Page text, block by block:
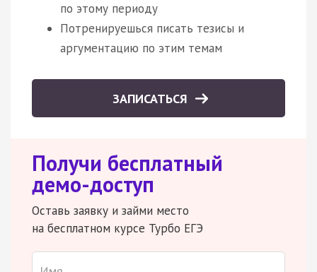
по этому периоду
Потренируешься писать тезисы и
аргументацию по этим темам
ЗАПИСАТЬСЯ
Получи бесплатный
демо-доступ
Оставь заявку и займи место
на бесплатном курсе Турбо ЕГЭ